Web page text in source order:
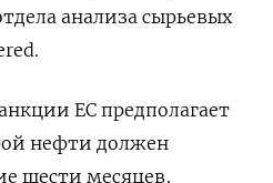
анализа сырьевых
ЕС предполагает
нефти должен
шести месяцев,